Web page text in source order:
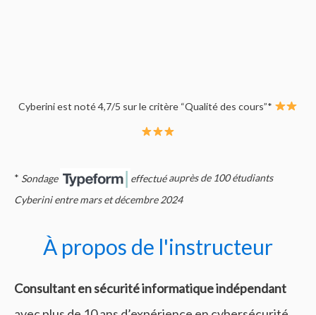
Cyberini est noté 4,7/5 sur le critère “Qualité des cours”*
* Sondage effectué auprès de 100 étudiants
Cyberini entre mars et décembre 2024
À propos de l'instructeur
Consultant en sécurité informatiqueindépendant